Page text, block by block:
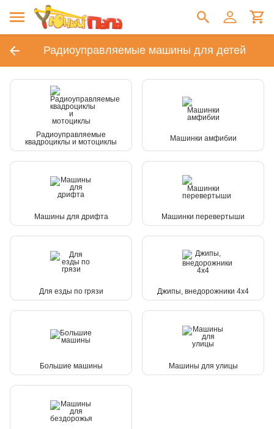
Радиоуправляемые машины для детей
Радиоуправляемые
квадроциклы и мотоциклы
Машинки амфибии
Машины для дрифта Машинки перевертыши
Для езды по грязи Джипы, внедорожники 4x4
Большие машины Машины для улицы